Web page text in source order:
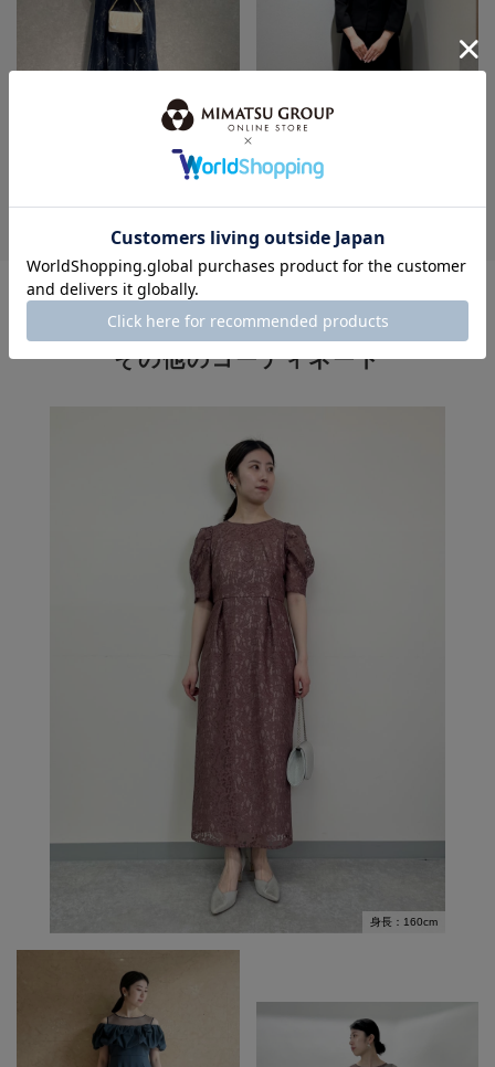
身長：154cm
MORE
このスタッフの
その他のコーディネート
身長：160cm